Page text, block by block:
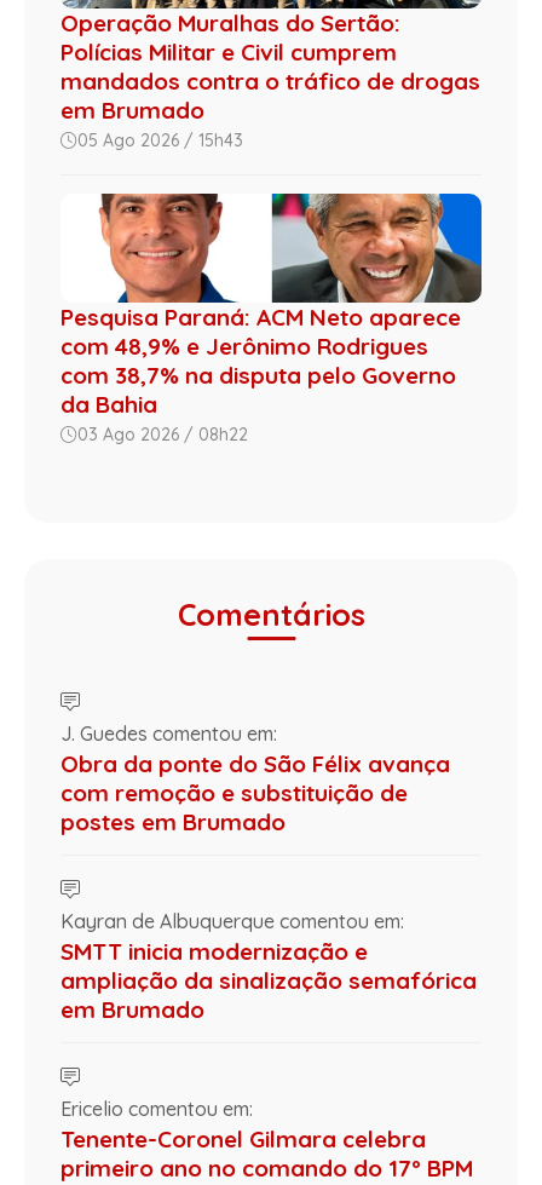
Operação Muralhas do Sertão:
Polícias Militar e Civil cumprem
mandados contra o tráfico de drogas
em Brumado
05 Ago 2026 / 15h43
Pesquisa Paraná: ACM Neto aparece
com 48,9% e Jerônimo Rodrigues
com 38,7% na disputa pelo Governo
da Bahia
03 Ago 2026 / 08h22
Comentários
J. Guedes comentou em:
Obra da ponte do São Félix avança
com remoção e substituição de
postes em Brumado
Kayran de Albuquerque comentou em:
SMTT inicia modernização e
ampliação da sinalização semafórica
em Brumado
Ericelio comentou em:
Tenente-Coronel Gilmara celebra
primeiro ano no comando do 17º BPM